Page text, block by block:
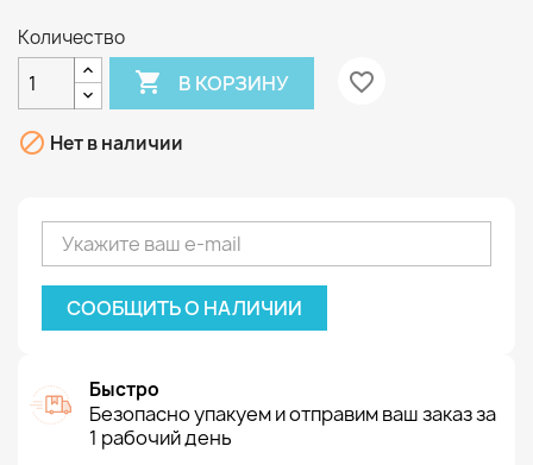
Количество
 В КОРЗИНУ favorite_border
 Нет в наличии
СООБЩИТЬ О НАЛИЧИИ
Быстро
Безопасно упакуем и отправим ваш заказ за
1 рабочий день